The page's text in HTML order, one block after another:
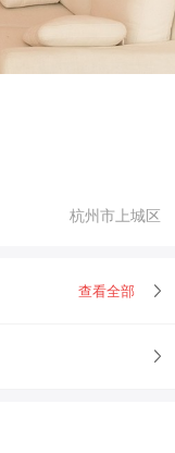
杭州市上城区
查看全部